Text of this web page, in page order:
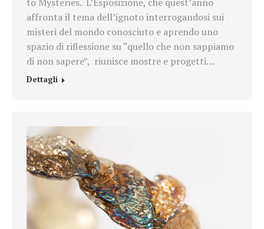
to Mysteries. L’Esposizione, che quest’anno
affronta il tema dell’ignoto interrogandosi sui
misteri del mondo conosciuto e aprendo uno
spazio di riflessione su “quello che non sappiamo
di non sapere”, riunisce mostre e progetti…
Dettagli